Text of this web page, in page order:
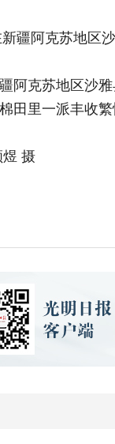
阿克苏地区沙
克苏地区沙雅
田里一派丰收繁
摄